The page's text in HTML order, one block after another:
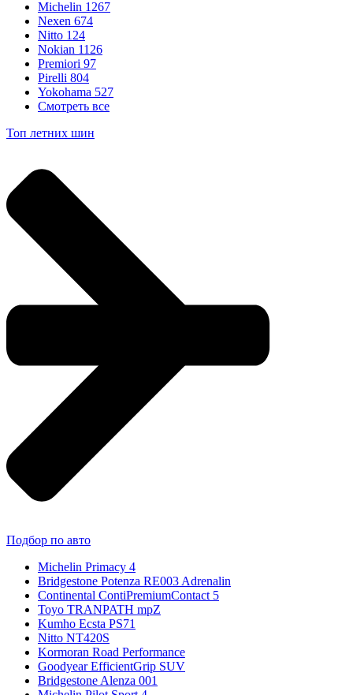
Michelin 1267
Nexen 674
Nitto 124
Nokian 1126
Premiori 97
Pirelli 804
Yokohama 527
Смотреть все
Топ летних шин
Подбор по авто
Michelin Primacy 4
Bridgestone Potenza RE003 Adrenalin
Continental ContiPremiumContact 5
Toyo TRANPATH mpZ
Kumho Ecsta PS71
Nitto NT420S
Kormoran Road Performance
Goodyear EfficientGrip SUV
Bridgestone Alenza 001